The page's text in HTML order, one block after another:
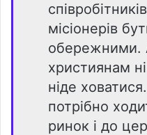
місіонерів
обережними.
християнам
ніде
потрібно
ринок і до